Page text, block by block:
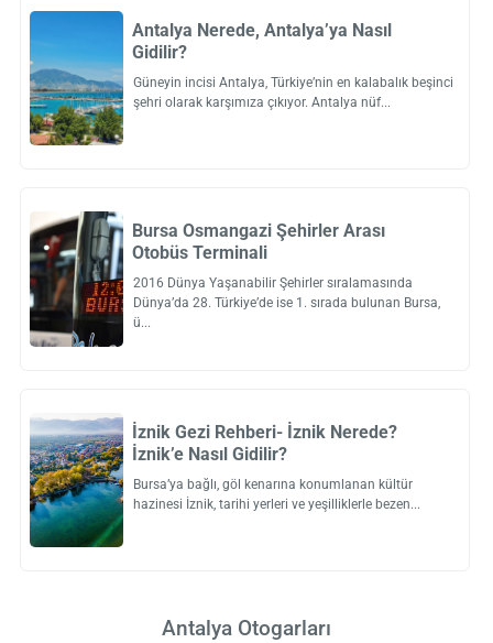
Antalya Nerede, Antalya’ya Nasıl
Gidilir?
Güneyin incisi Antalya, Türkiye’nin en kalabalık beşinci
şehri olarak karşımıza çıkıyor. Antalya nüf
Bursa Osmangazi Şehirler Arası
Otobüs Terminali
2016 Dünya Yaşanabilir Şehirler sıralamasında
Dünya’da 28. Türkiye’de ise 1. sırada bulunan Bursa,
ü
İznik Gezi Rehberi- İznik Nerede?
İznik’e Nasıl Gidilir?
Bursa’ya bağlı, göl kenarına konumlanan kültür
hazinesi İznik, tarihi yerleri ve yeşilliklerle bezen
Antalya Otogarları